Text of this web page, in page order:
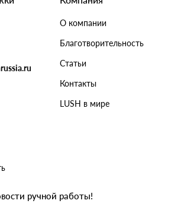
О компании
Благотворительность
Статьи
Контакты
LUSH в мире
ручной работы!